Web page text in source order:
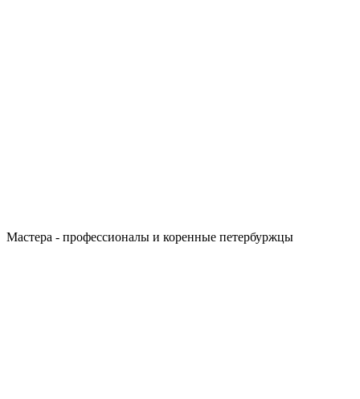
Мастера - профессионалы и коренные петербуржцы